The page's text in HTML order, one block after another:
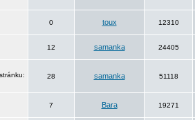
0 toux 12310
12 samanka 24405
28 samanka 51118
7 Bara 19271